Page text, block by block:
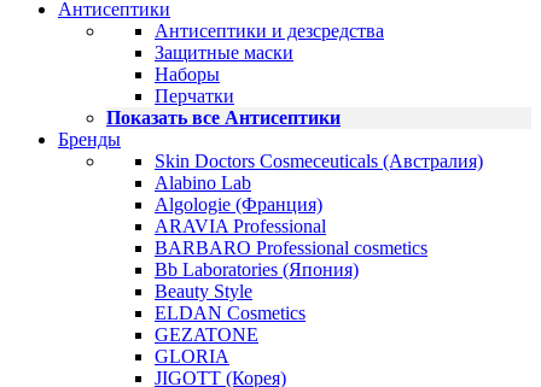
Антисептики
Антисептики и дезсредства
Защитные маски
Наборы
Перчатки
Показать все Антисептики
Бренды
Skin Doctors Cosmeceuticals (Австралия)
Alabino Lab
Algologie (Франция)
ARAVIA Professional
BARBARO Professional cosmetics
Bb Laboratories (Япония)
Beauty Style
ELDAN Cosmetics
GEZATONE
GLORIA
JIGOTT (Корея)